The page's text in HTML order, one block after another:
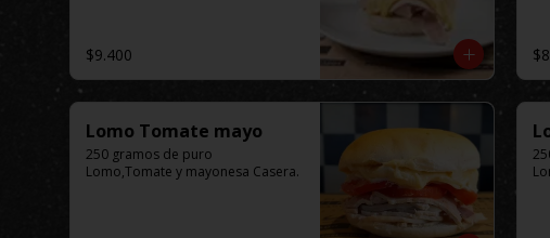
$9.400
Lomo Tomate mayo
250 gramos de puro
Lomo,Tomate y mayonesa Casera.